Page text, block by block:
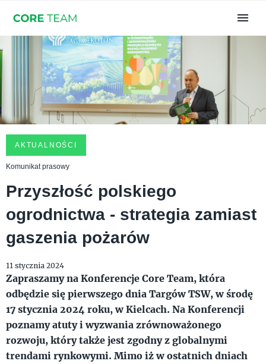
AKTUALNOŚCI
Komunikat prasowy
Przyszłość polskiego
ogrodnictwa - strategia zamiast
gaszenia pożarów
11 stycznia 2024
Zapraszamy na Konferencje Core Team, która
odbędzie się pierwszego dnia Targów TSW, w środę
17 stycznia 2024 roku, w Kielcach. Na Konferencji
poznamy atuty i wyzwania zrównoważonego
rozwoju, który także jest zgodny z globalnymi
trendami rynkowymi. Mimo iż w ostatnich dniach